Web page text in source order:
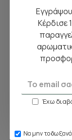
Κέρδισε
Έχω
Να μην το δω ξανά
Κύλινδρος
πλέγμα
Αγορά